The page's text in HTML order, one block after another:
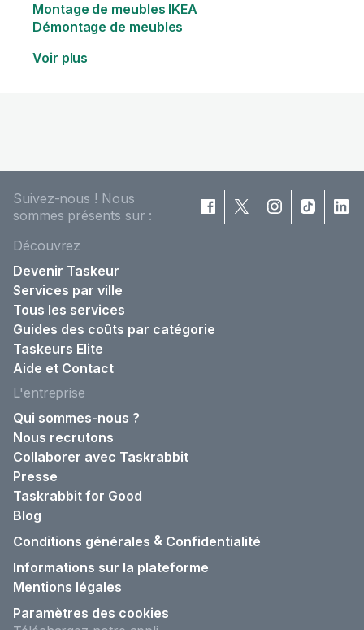
Montage de meubles IKEA
Démontage de meubles
Voir plus
Suivez-nous ! Nous
sommes présents sur :
Découvrez
Devenir Taskeur
Services par ville
Tous les services
Guides des coûts par catégorie
Taskeurs Elite
Aide et Contact
L'entreprise
Qui sommes-nous ?
Nous recrutons
Collaborer avec Taskrabbit
Presse
Taskrabbit for Good
Blog
Conditions générales & Confidentialité
Informations sur la plateforme
Mentions légales
Paramètres des cookies